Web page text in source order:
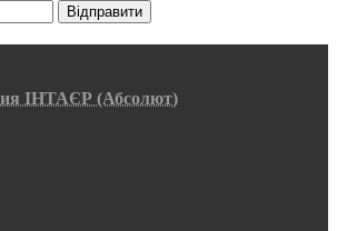
Відправити
ІНТАЄР (Абсолют)